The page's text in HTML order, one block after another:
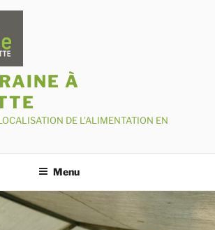
À
DE L'ALIMENTATION EN
Menu